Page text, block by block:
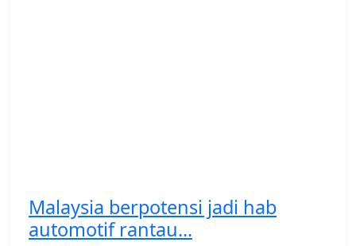
Malaysia berpotensi jadi hab
automotif rantau...